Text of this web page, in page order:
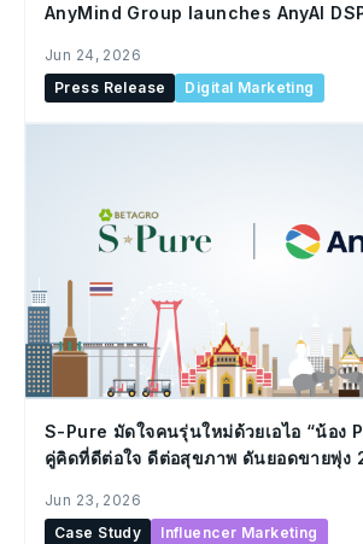
AnyMind Group launches AnyAI
Jun 24, 2026
Press Release
Digital Marketing
S-Pure มัดใจคนรุ่นใหม่ด้วยเอไอ “น้อง
คู่คิดที่ดีต่อใจ ดีต่อสุขภาพ ดันยอดขายพุ่ง
Jun 23, 2026
Case Study
Influencer Marketing